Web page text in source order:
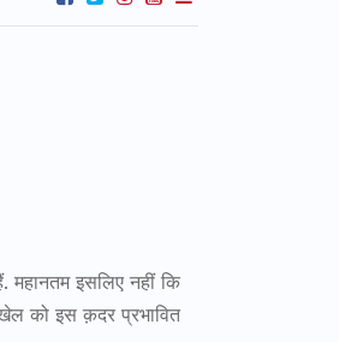
महानतम इसलिए नहीं कि
को इस क़दर प्रभावित